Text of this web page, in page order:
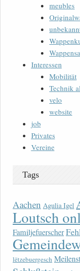
meubles
Interessen
Mobilität
Technik
velo
website
job
Privates
Vereine
Tags
Aachen Agulia Igel
Loutsch
Familjefuerscher
lëtzebuergesch